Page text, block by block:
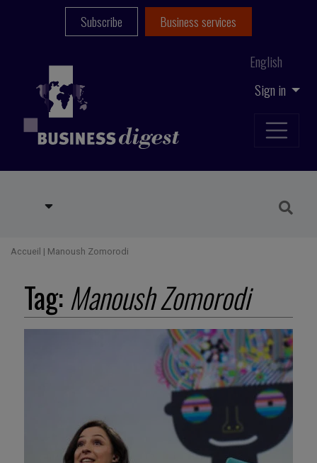
Sign in
English
Subscribe Business services
Accueil | Manoush Zomorodi
Tag:Manoush Zomorodi